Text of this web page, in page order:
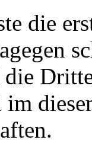
die